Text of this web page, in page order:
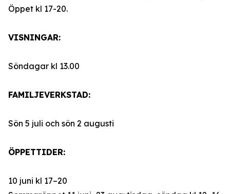
Öppet kl 17-20.
VISNINGAR:
Söndagar kl 13.00
FAMILJEVERKSTAD:
Sön 5 juli och sön 2 augusti
ÖPPETTIDER:
10 juni kl 17–20